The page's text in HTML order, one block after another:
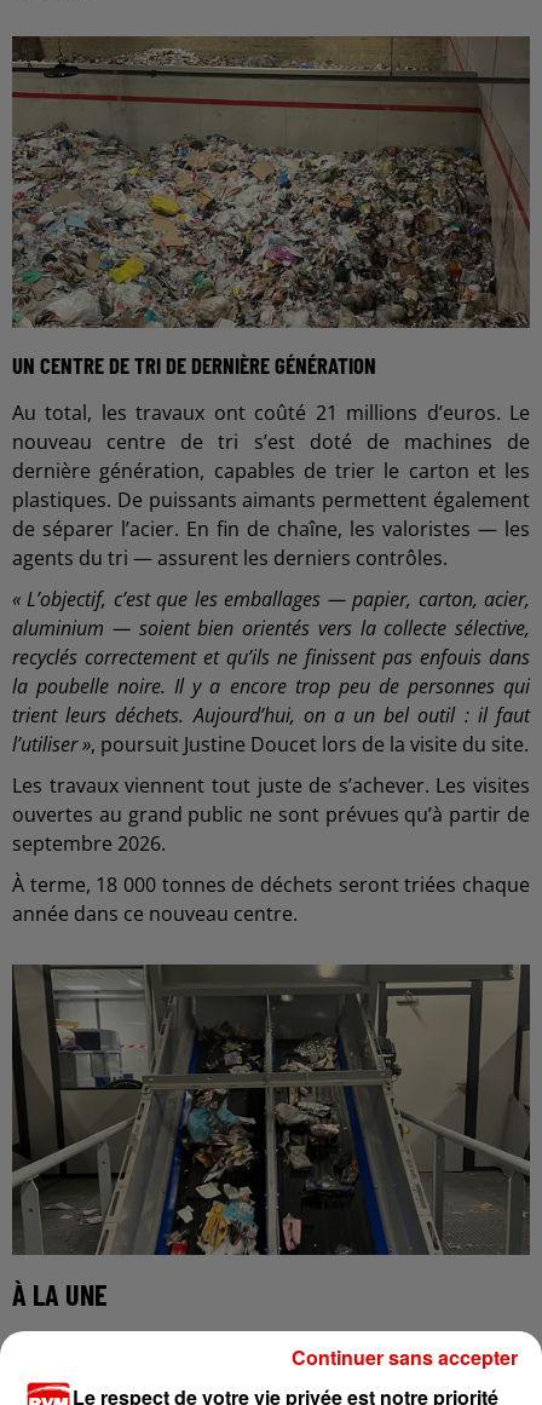
UN CENTRE DE TRI DE DERNIÈRE GÉNÉRATION
Au total, les travaux ont coûté 21 millions d’euros. Le
nouveau centre de tri s’est doté de machines de
dernière génération, capables de trier le carton et les
plastiques. De puissants aimants permettent également
de séparer l’acier. En fin de chaîne, les valoristes — les
agents du tri — assurent les derniers contrôles.
« L’objectif, c’est que les emballages — papier, carton, acier,
aluminium — soient bien orientés vers la collecte sélective,
recyclés correctement et qu’ils ne finissent pas enfouis dans
la poubelle noire. Il y a encore trop peu de personnes qui
trient leurs déchets. Aujourd’hui, on a un bel outil : il faut
l’utiliser », poursuit Justine Doucet lors de la visite du site.
Les travaux viennent tout juste de s’achever. Les visites
ouvertes au grand public ne sont prévues qu’à partir de
septembre 2026.
À terme, 18 000 tonnes de déchets seront triées chaque
année dans ce nouveau centre.
À LA UNE
Ardennes - Un homme alcoolisé percute un plot
Le respect de votre vie privée est notre priorité
Continuer sans accepter